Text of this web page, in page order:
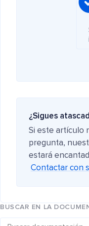
¿Sigues
Si este artículo
pregunta,
estará
Contactar con
BUSCAR EN LA